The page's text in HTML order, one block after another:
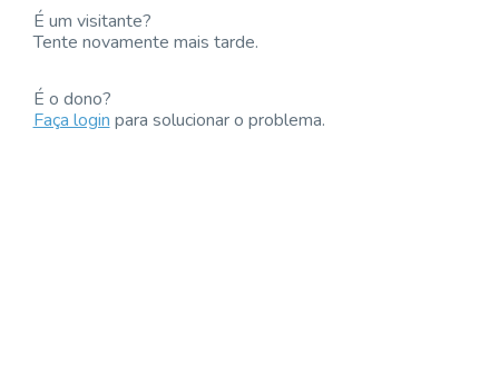
É um visitante?
Tente novamente mais tarde.
É o dono?
Faça loginpara solucionar o problema.